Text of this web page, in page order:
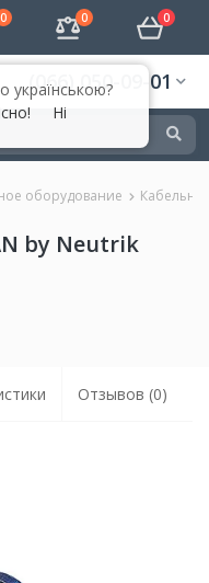
0 0 0
(066) 050-09-01
оборудование
by Neutrik
Отзывов (0)
українською?
Ні